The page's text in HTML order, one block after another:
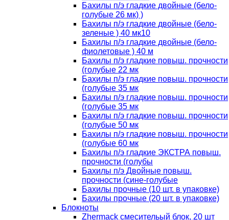
Бахилы п/э гладкие двойные (бело-
голубые 26 мк) )
Бахилы п/э гладкие двойные (бело-
зеленые ) 40 мк10
Бахилы п/э гладкие двойные (бело-
фиолетовые ) 40 м
Бахилы п/э гладкие повыш. прочности
(голубые 22 мк
Бахилы п/э гладкие повыш. прочности
(голубые 35 мк
Бахилы п/э гладкие повыш. прочности
(голубые 35 мк
Бахилы п/э гладкие повыш. прочности
(голубые 50 мк
Бахилы п/э гладкие повыш. прочности
(голубые 60 мк
Бахилы п/э гладкие ЭКСТРА повыш.
прочности (голубы
Бахилы п/э Двойные повыш.
прочности (сине-голубые
Бахилы прочные (10 шт. в упаковке)
Бахилы прочные (20 шт. в упаковке)
Блокноты
Zhermack смесительый блок, 20 шт